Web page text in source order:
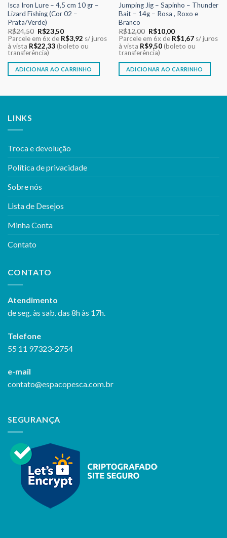
Isca Iron Lure – 4,5 cm 10 gr –
Lizard Fishing (Cor 02 –
Prata/Verde)
R$24,50 O
preço
original
era:
R$24,50.
R$23,50O
preço
atual
é:
Parcele em 6x de R$3,92 s/ juros
à vista R$22,33 (boleto ou
transferência)
ADICIONAR AO CARRINHO
Jumping Jig – Sapinho – Thunder
Bait – 14g – Rosa , Roxo e
Branco
R$12,00 O
preço
original
era:
R$12,00.
R$10,00O
preço
atual
é:
Parcele em 6x de R$1,67 s/ juros
à vista R$9,50 (boleto ou
transferência)
ADICIONAR AO CARRINHO
LINKS
Troca e devolução
Política de privacidade
Sobre nós
Lista de Desejos
Minha Conta
Contato
CONTATO
Atendimento
de seg. às sab. das 8h às 17h.
Telefone
55 11 97323-2754
e-mail
contato@espacopesca.com.br
SEGURANÇA